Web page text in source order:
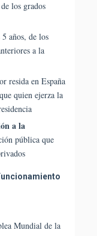
los grados
años, de los
a la
resida en España
quien ejerza la
a la
pública que
Mundial de la